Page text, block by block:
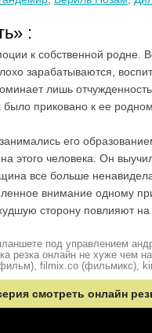
:
к собственной родне.
зарабатываются,
лишь
приковано к ее
его
этого человека. Он
все больше
внимание одному
сторону повлияют
под управлением
резка онлайн не хуже чем
filmix.co (фильмикс),
смотреть онлайн